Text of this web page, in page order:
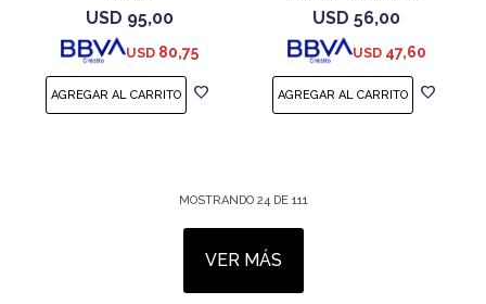
USD 95,00
USD 80,75
cartucho de tinta - para
DesignJet Studio, T210, T230,
T250, T630, T650
USD 56,00
USD 47,60
MOSTRANDO 24DE 111
VER MÁS